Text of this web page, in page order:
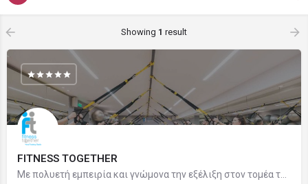
Showing 1 result
FITNESS TOGETHER